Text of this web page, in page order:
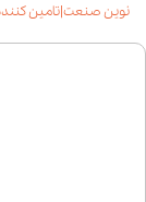
نوین صنعت|تامین